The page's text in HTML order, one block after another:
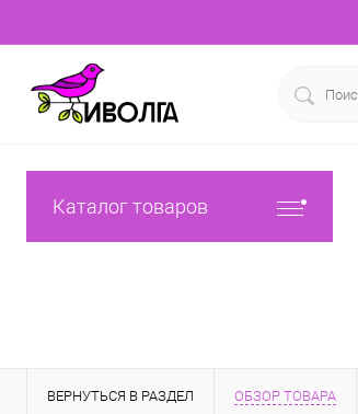
Каталог товаров
ВЕРНУТЬСЯ В РАЗДЕЛ ОБЗОР ТОВАРА